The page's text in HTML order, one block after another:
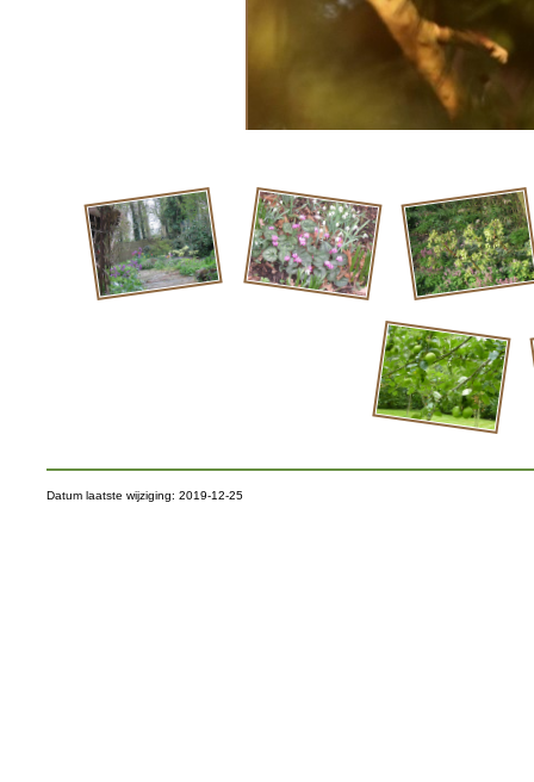
Datum laatste wijziging: 2019-12-25